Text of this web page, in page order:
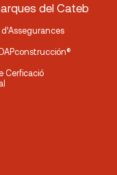
del Cateb
Cerficació